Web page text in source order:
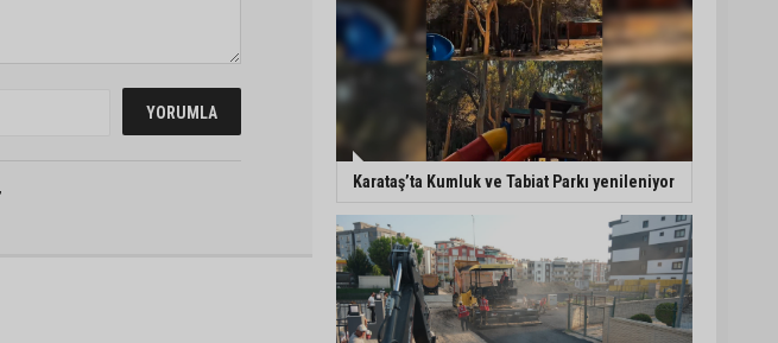
Karataş’ta Kumluk ve Tabiat Parkı yenileniyor